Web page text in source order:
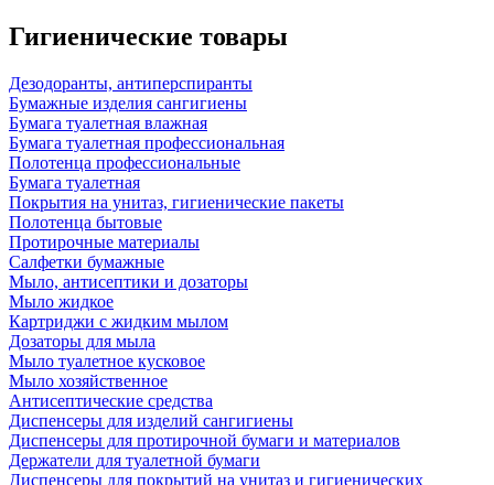
Гигиенические товары
Дезодоранты, антиперспиранты
Бумажные изделия сангигиены
Бумага туалетная влажная
Бумага туалетная профессиональная
Полотенца профессиональные
Бумага туалетная
Покрытия на унитаз, гигиенические пакеты
Полотенца бытовые
Протирочные материалы
Салфетки бумажные
Мыло, антисептики и дозаторы
Мыло жидкое
Картриджи с жидким мылом
Дозаторы для мыла
Мыло туалетное кусковое
Мыло хозяйственное
Антисептические средства
Диспенсеры для изделий сангигиены
Диспенсеры для протирочной бумаги и материалов
Держатели для туалетной бумаги
Диспенсеры для покрытий на унитаз и гигиенических